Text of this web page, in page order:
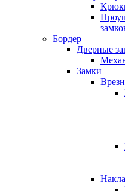
Бордер
Дверные
Замки